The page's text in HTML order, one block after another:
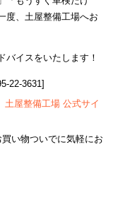
度、土屋整備工場へお
バイスをいたします！
22-3631]
土屋整備工場 公式サイ
い物ついでに気軽にお